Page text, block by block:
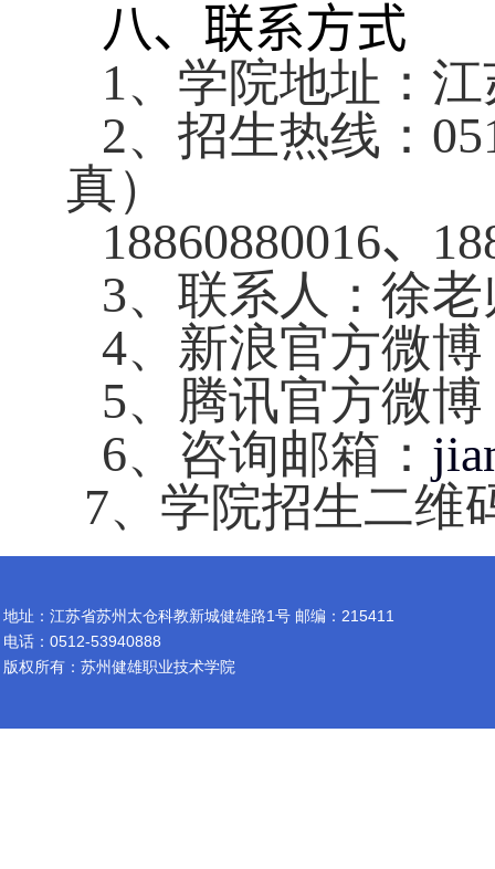
八、 联系方式
1、学院地址：
2、招生热线：
真）
18860880016、
3、联系人：徐
4、新浪官方微
5、腾讯官方微
6、咨询邮箱：
7、学院招生二维
地址：江苏省苏州太仓科教新城健雄路1号 邮编：215411
电话：0512-53940888
版权所有：苏州健雄职业技术学院